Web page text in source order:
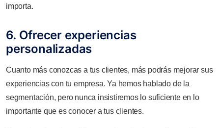
importa.
6. Ofrecer experiencias
personalizadas
Cuanto más conozcas a tus clientes, más podrás mejorar sus
experiencias con tu empresa. Ya hemos hablado de la
segmentación, pero nunca insistiremos lo suficiente en lo
importante que es conocer a tus clientes.